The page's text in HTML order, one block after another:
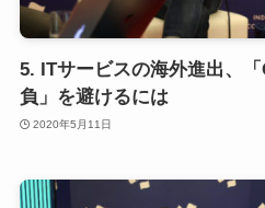
5. ITサービスの海外進出、
負」を避けるには
2020年5月11日